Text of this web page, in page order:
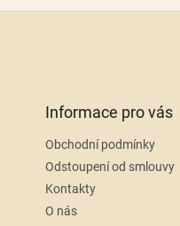
Informace pro vás
Obchodní podmínky
Odstoupení od smlouvy
Kontakty
O nás